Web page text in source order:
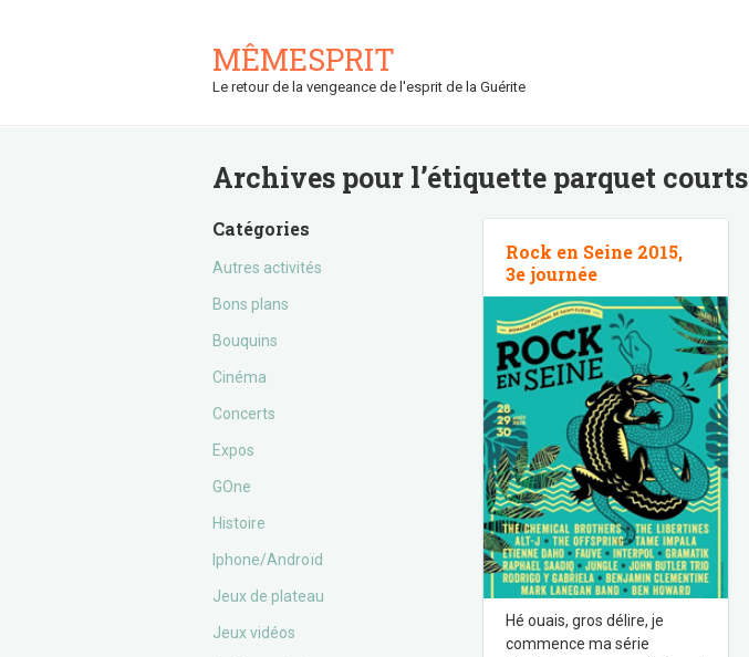
MÊMESPRIT
Le retour de la vengeance de l'esprit de la Guérite
Archives pour l’étiquette parquet courts
Catégories
Autres activités
Bons plans
Bouquins
Cinéma
Concerts
Expos
GOne
Histoire
Iphone/Androïd
Jeux de plateau
Jeux vidéos
Rock en Seine 2015,
3e journée
Hé ouais, gros délire, je
commence ma série